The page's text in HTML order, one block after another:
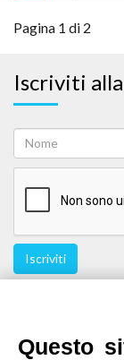
Pagina 1 di 2
Iscriviti
Iscriviti
Questo